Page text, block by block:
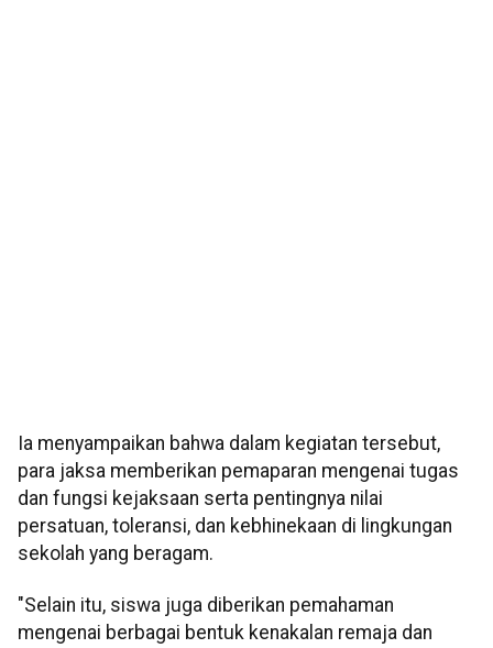
Ia menyampaikan bahwa dalam kegiatan tersebut,
para jaksa memberikan pemaparan mengenai tugas
dan fungsi kejaksaan serta pentingnya nilai
persatuan, toleransi, dan kebhinekaan di lingkungan
sekolah yang beragam.
"Selain itu, siswa juga diberikan pemahaman
mengenai berbagai bentuk kenakalan remaja dan